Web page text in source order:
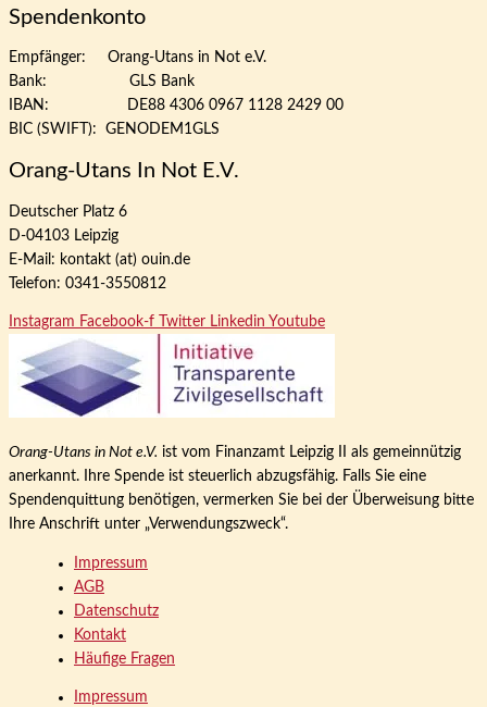
Spendenkonto
Empfänger: Orang-Utans in Not e.V.
Bank: GLS Bank
IBAN: DE88 4306 0967 1128 2429 00
BIC (SWIFT): GENODEM1GLS
Orang-Utans In Not E.V.
Deutscher Platz 6
D-04103 Leipzig
E-Mail: kontakt (at) ouin.de
Telefon: 0341-3550812
Instagram Facebook-f Twitter Linkedin Youtube
Orang-Utans in Not e.V. ist vom Finanzamt Leipzig II als gemeinnützig
anerkannt. Ihre Spende ist steuerlich abzugsfähig. Falls Sie eine
Spendenquittung benötigen, vermerken Sie bei der Überweisung bitte
Ihre Anschrift unter „Verwendungszweck“.
Impressum
AGB
Datenschutz
Kontakt
Häufige Fragen
Impressum